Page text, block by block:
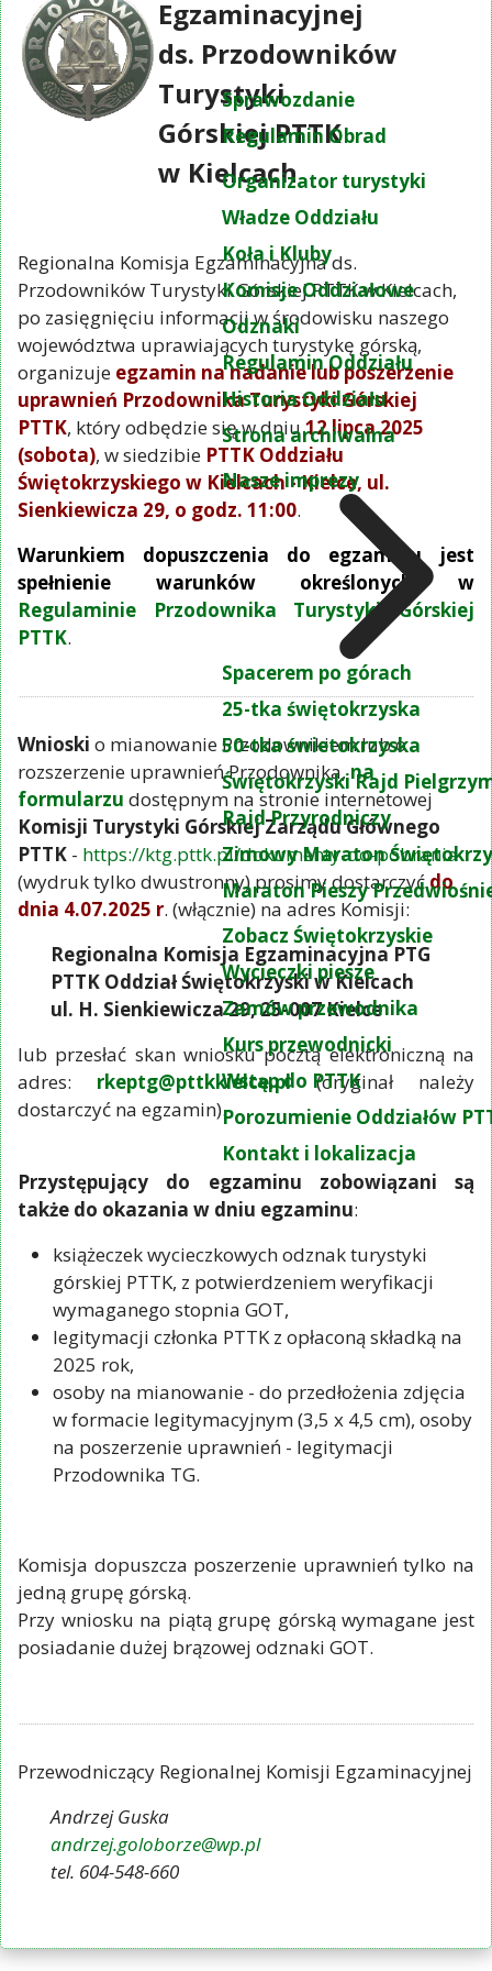
Sprawozdanie
Regulamin Obrad
Organizator turystyki
Władze Oddziału
Koła i Kluby
Komisje Oddziałowe
Odznaki
Regulamin Oddziału
Historia Oddziału
Strona archiwalna
Nasze imprezy
Spacerem po górach
25-tka świętokrzyska
50-tka świetokrzyska
Świętokrzyski Rajd
Rajd Przyrodniczy
Zimowy Maraton
Maraton Pieszy
Zobacz Świętokrzyskie
Wycieczki piesze
Zamów przewodnika
Kurs przewodnicki
Wstąp do PTTK
Porozumienie Oddziałów
Kontakt i lokalizacja
Egzaminacyjnej
ds. Przodowników
Turystyki
Górskiej PTTK
w Kielcach
Regionalna Komisja Egzaminacyjna ds.
Przodowników Turystyki Górskiej PTTK w Kielcach,
po zasięgnięciu informacji w środowisku naszego
województwa uprawiających turystykę górską,
organizuje egzamin na nadanie lub poszerzenie
uprawnień Przodownika Turystyki Górskiej
PTTK, który odbędzie się w dniu12 lipca 2025
(sobota), w siedzibie PTTK Oddziału
Świętokrzyskiego w Kielcach - Kielce, ul.
Sienkiewicza 29, o godz. 11:00.
Warunkiem dopuszczenia do egzaminu jest
spełnienie warunków określonych w
Regulaminie Przodownika Turystyki Górskiej
PTTK.
Wnioski o mianowanie Przodownikiem lub o
rozszerzenie uprawnień Przodownika,na
formularzu dostępnym na stronie internetowej
Komisji Turystyki Górskiej Zarządu Głównego
PTTK - https://ktg.pttk.pl/dokumenty-do-pobrania
(wydruk tylko dwustronny) prosimy dostarczyćdo
dnia 4.07.2025 r. (włącznie) na adres Komisji:
Regionalna Komisja Egzaminacyjna PTG
PTTK Oddział Świętokrzyski w Kielcach
ul. H. Sienkiewicza 29, 25-007 Kielce
lub przesłać skan wniosku pocztą elektroniczną na
adres: rkeptg@pttkkielce.pl(oryginał należy
dostarczyć na egzamin).
Przystępujący do egzaminu zobowiązani są
także do okazania w dniu egzaminu:
książeczek wycieczkowych odznak turystyki
górskiej PTTK, z potwierdzeniem weryfikacji
wymaganego stopnia GOT,
legitymacji członka PTTK z opłaconą składką na
2025 rok,
osoby na mianowanie - do przedłożenia zdjęcia
w formacie legitymacyjnym (3,5 x 4,5 cm), osoby
na poszerzenie uprawnień - legitymacji
Przodownika TG.
Komisja dopuszcza poszerzenie uprawnień tylko na
jedną grupę górską.
Przy wniosku na piątą grupę górską wymagane jest
posiadanie dużej brązowej odznaki GOT.
Przewodniczący Regionalnej Komisji Egzaminacyjnej
Andrzej Guska
andrzej.goloborze@wp.pl
tel. 604-548-660